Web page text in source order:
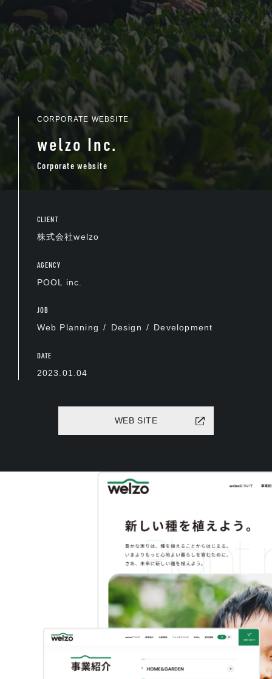
CORPORATE WEBSITE
welzo Inc.
Corporate website
CLIENT
株式会社welzo
AGENCY
POOL inc.
JOB
Web Planning
Design Development
DATE
2023.01.04
WEB SITE